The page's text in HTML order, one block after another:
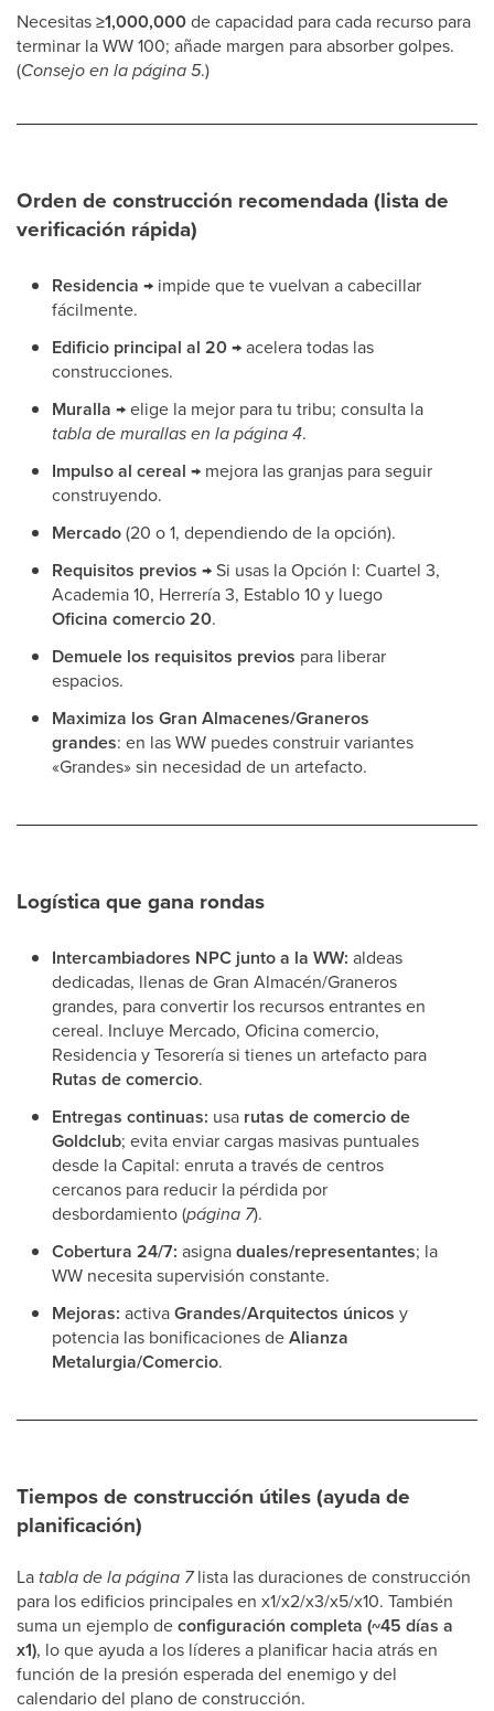
Necesitas≥1,000,000de capacidad para cada recurso para
terminar la WW 100; añade margen para absorber golpes.
(Consejo en la página 5.)
Orden de construcción recomendada (lista de
verificación rápida)
Residencia → impide que te vuelvan a cabecillar
fácilmente.
Edificio principal al 20 →acelera todas las
construcciones.
Muralla →elige la mejor para tu tribu; consulta la
tabla de murallas en la página 4.
Impulso al cereal → mejora las granjas para seguir
construyendo.
Mercado(20 o 1, dependiendo de la opción).
Requisitos previos →Si usas la Opción I: Cuartel 3,
Academia 10, Herrería 3, Establo 10 y luego
Oficina comercio 20.
Demuele los requisitos previos para liberar
espacios.
Maximiza los Gran Almacenes/Graneros
grandes: en las WW puedes construir variantes
«Grandes» sin necesidad de un artefacto.
Logística que gana rondas
Intercambiadores NPC junto a la WW: aldeas
dedicadas, llenas de Gran Almacén/Graneros
grandes, para convertir los recursos entrantes en
cereal. Incluye Mercado, Oficina comercio,
Residencia y Tesorería si tienes un artefacto para
Rutas de comercio.
Entregas continuas: usa rutas de comercio de
Goldclub; evita enviar cargas masivas puntuales
desde la Capital: enruta a través de centros
cercanos para reducir la pérdida por
desbordamiento (página 7).
Cobertura 24/7: asignaduales/representantes; la
WW necesita supervisión constante.
Mejoras: activaGrandes/Arquitectos únicos y
potencia las bonificaciones deAlianza
Metalurgia/Comercio.
Tiempos de construcción útiles (ayuda de
planificación)
La tabla de la página 7lista las duraciones de construcción
para los edificios principales en x1/x2/x3/x5/x10. También
suma un ejemplo deconfiguración completa (~45 días a
x1), lo que ayuda a los líderes a planificar hacia atrás en
función de la presión esperada del enemigo y del
calendario del plano de construcción.